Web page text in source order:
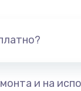
и на